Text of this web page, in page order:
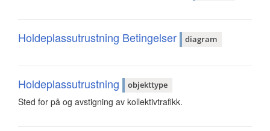
Holdeplassutrustning Betingelser diagram
Holdeplassutrustning objekttype
Sted for på og avstigning av kollektivtrafikk.